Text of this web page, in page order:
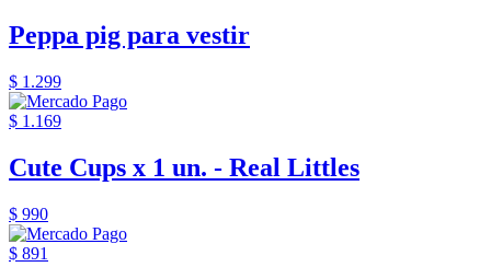
Peppa pig para vestir
$ 1.299
$ 1.169
Cute Cups x 1 un. - Real Littles
$ 990
$ 891